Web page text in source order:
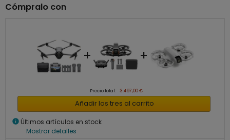
Cómpralo con
+ +
Precio total: 3.497,00 €
Añadir los tres al carrito
info Últimos artículos en stock
Mostrar detalles